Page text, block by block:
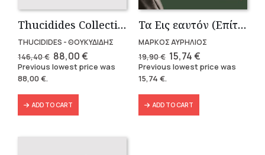
Thucidides Collection – Hardbound Edition (4 volumes)
THUCIDIDES - ΘΟΥΚΥΔΙΔΗΣ
146,40€ Original
price
was:
88,00€Current
price
is:
Previous lowest price was
88,00€.
ADD TO CART
Τα Εις εαυτόν (Επίτομο) – Μάρκος Αυρήλιος
ΜΑΡΚΟΣ ΑΥΡΗΛΙΟΣ
19,90€ Original
price
was:
15,74€Current
price
is:
Previous lowest price was
15,74 €.
ADD TO CART